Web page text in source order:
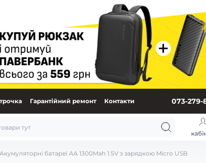
Гарантійний ремонт Контакти 073-279-
Акумуляторні батареї АА 1300Mah 1.5V з зарядкою Micro USB